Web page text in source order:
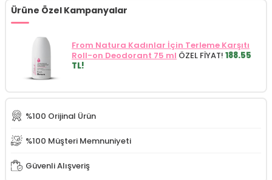
Ürüne Özel Kampanyalar
From Natura Kadınlar İçin Terleme Karşıtı
Roll-on Deodorant 75 ml ÖZEL FİYAT! 188.55
TL!
%100 Orijinal Ürün
%100 Müşteri Memnuniyeti
Güvenli Alışveriş